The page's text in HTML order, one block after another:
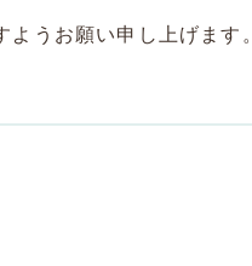
うお願い申し上げます。